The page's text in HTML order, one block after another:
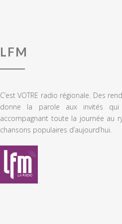
LFM
C’est VOTRE radio régionale. Des
donne la parole aux invités
accompagnant toute la journée au
chansons populaires d’aujourd’hui.